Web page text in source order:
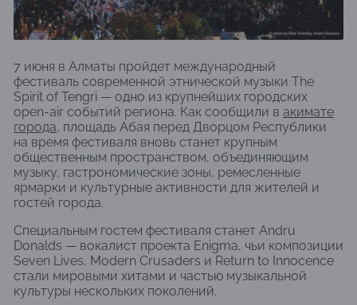
7 июня в Алматы пройдет международный
фестиваль современной этнической музыки The
Spirit of Tengri — одно из крупнейших городских
open-air событий региона. Как сообщили в акимате
города, площадь Абая перед Дворцом Республики
на время фестиваля вновь станет крупным
общественным пространством, объединяющим
музыку, гастрономические зоны, ремесленные
ярмарки и культурные активности для жителей и
гостей города.
Специальным гостем фестиваля станет Andru
Donalds — вокалист проекта Enigma, чьи композиции
Seven Lives, Modern Crusaders и Return to Innocence
стали мировыми хитами и частью музыкальной
культуры нескольких поколений.